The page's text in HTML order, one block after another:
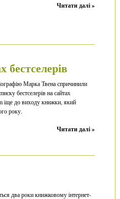
Читати далі »
Марка Твена спричинили
бестселерів на сайтах
іще до виходу книжки, який
року.
Читати далі »
два роки книжковому інтернет-